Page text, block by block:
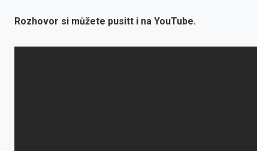
Rozhovor si můžete pusitt i na YouTube.